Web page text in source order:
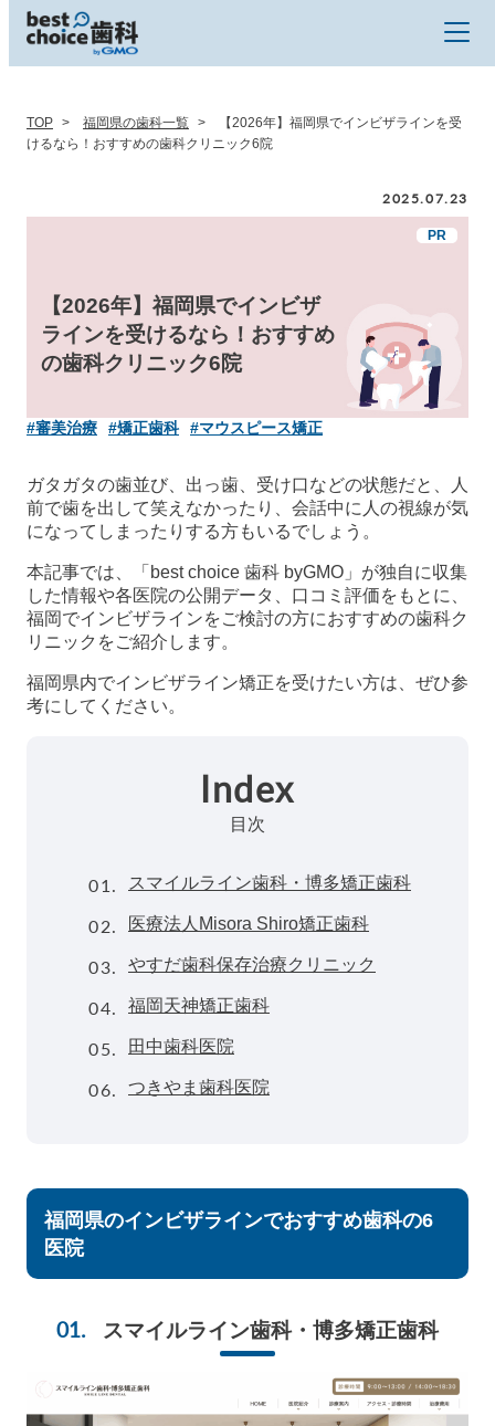
TOP 福岡県の歯科一覧
【2026年】福岡県でインビザラインを受
けるなら！おすすめの歯科クリニック6院
2025.07.23
【2026年】福岡県でインビザ
ラインを受けるなら！おすすめ
の歯科クリニック6院
#審美治療 #矯正歯科 #マウスピース矯正
ガタガタの歯並び、出っ歯、受け口などの状態だと、人
前で歯を出して笑えなかったり、会話中に人の視線が気
になってしまったりする方もいるでしょう。
本記事では、「best choice 歯科 byGMO」が独自に収集
した情報や各医院の公開データ、口コミ評価をもとに、
福岡でインビザラインをご検討の方におすすめの歯科ク
リニックをご紹介します。
福岡県内でインビザライン矯正を受けたい方は、ぜひ参
考にしてください。
Index
目次
01. スマイルライン歯科・博多矯正歯科
02. 医療法人Misora Shiro矯正歯科
03. やすだ歯科保存治療クリニック
04. 福岡天神矯正歯科
05. 田中歯科医院
06. つきやま歯科医院
福岡県のインビザラインでおすすめ歯科の6
医院
スマイルライン歯科・博多矯正歯科